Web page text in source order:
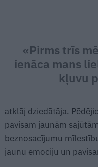
«Pirms trīs
ienāca mans
kļuvu
atklāj dziedātāja.
pavisam jaunām
beznosacījumu
jaunu emociju un